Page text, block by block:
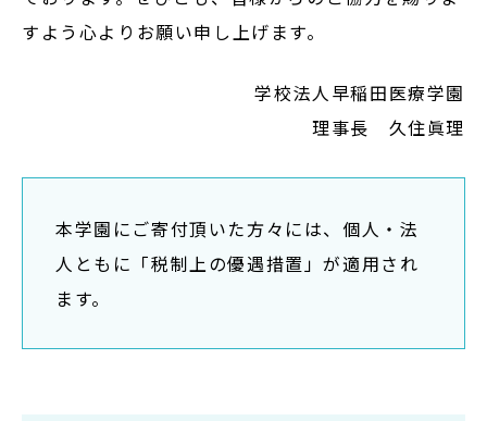
通信制
在学生の方
卒業生の方
すよう心よりお願い申し上げます。
学校法人早稲田医療学園
理事長 久住眞理
本学園にご寄付頂いた方々には、個人・法
人ともに「税制上の優遇措置」が適用され
ます。